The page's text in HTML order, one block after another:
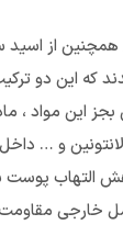
از اسید
که این دو
این مواد ،
و …
التهاب پوست
خارجی